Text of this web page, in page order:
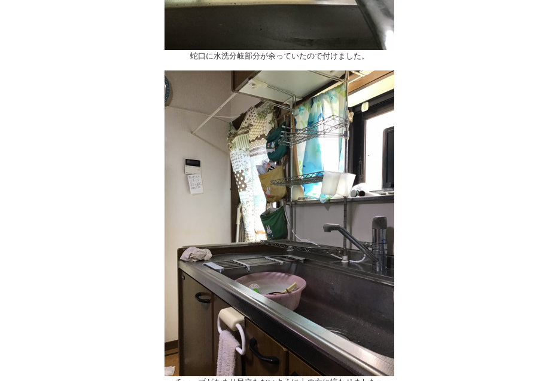
蛇口に水洗分岐部分が余っていたので付けました。